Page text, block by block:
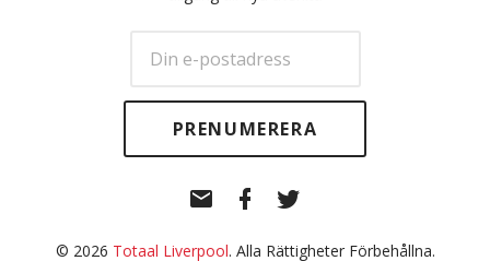
post
Facebook
© 2026 Totaal Liverpool. Alla Rättigheter Förbehållna.